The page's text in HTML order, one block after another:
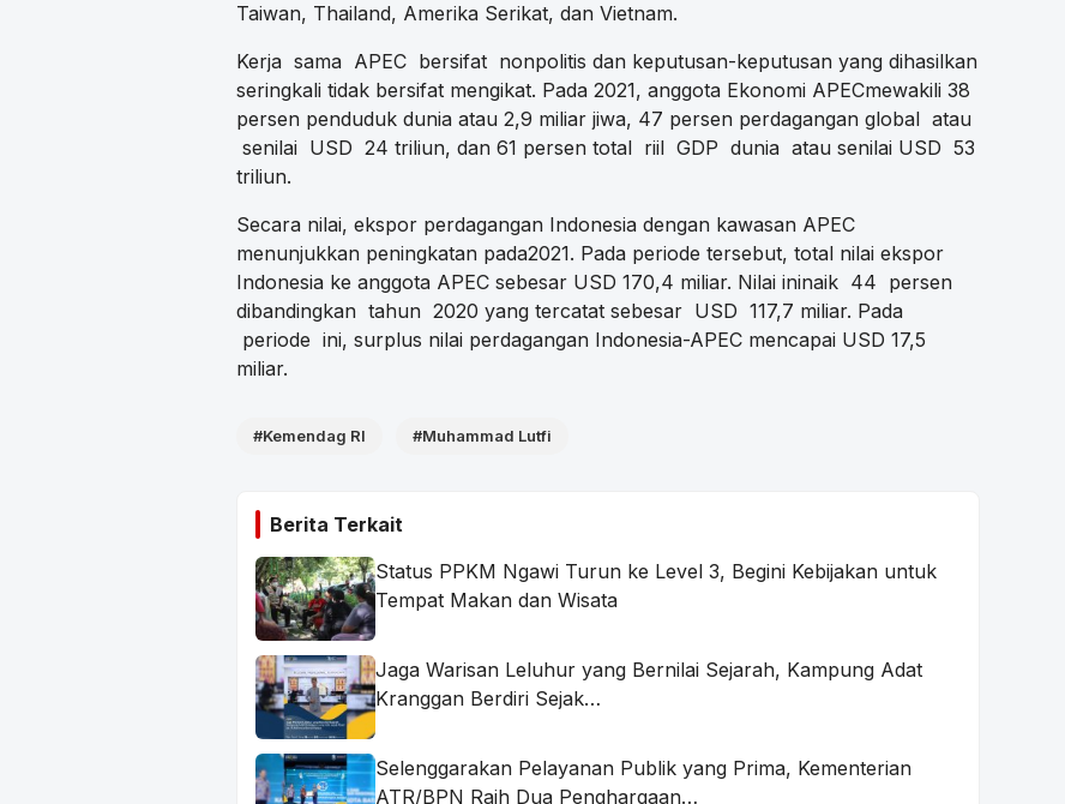
Taiwan, Thailand, Amerika Serikat, dan Vietnam.
Kerja sama APEC bersifat nonpolitis dan keputusan-keputusan yang dihasilkan
seringkali tidak bersifat mengikat. Pada 2021, anggota Ekonomi APECmewakili 38
persen penduduk dunia atau 2,9 miliar jiwa, 47 persen perdagangan global atau
senilai USD 24 triliun, dan 61 persen total riil GDP dunia atau senilai USD 53
triliun.
Secara nilai, ekspor perdagangan Indonesia dengan kawasan APEC
menunjukkan peningkatan pada2021. Pada periode tersebut, total nilai ekspor
Indonesia ke anggota APEC sebesar USD 170,4 miliar. Nilai ininaik 44 persen
dibandingkan tahun 2020 yang tercatat sebesar USD 117,7 miliar. Pada
periode ini, surplus nilai perdagangan Indonesia-APEC mencapai USD 17,5
miliar.
#Kemendag RI #Muhammad Lutfi
Berita Terkait
Status PPKM Ngawi Turun ke Level 3, Begini Kebijakan untuk
Tempat Makan dan Wisata
Jaga Warisan Leluhur yang Bernilai Sejarah, Kampung Adat
Kranggan Berdiri Sejak…
Selenggarakan Pelayanan Publik yang Prima, Kementerian
ATR/BPN Raih Dua Penghargaan…